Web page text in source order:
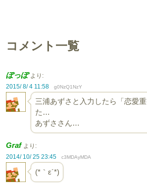
コメント一覧
ぽっぽ より:
2015/ 8/ 4 11:58
g0NzQ1NzY
三浦あずさと入力したら「恋愛
た…
あずささん…
Graf より:
2014/ 10/ 25 23:45
c3MDAyMDA
(*｀ε´*)